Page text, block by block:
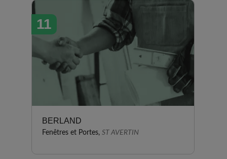
11
BERLAND
Fenêtres et Portes, ST AVERTIN